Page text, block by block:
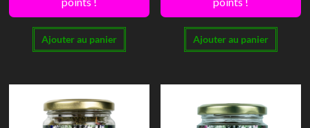
Ajouter au panier Ajouter au panier